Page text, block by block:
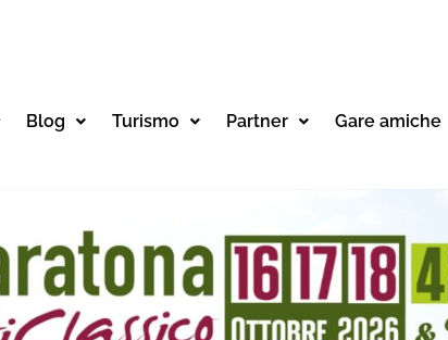
Blog Turismo Partner Gare amiche